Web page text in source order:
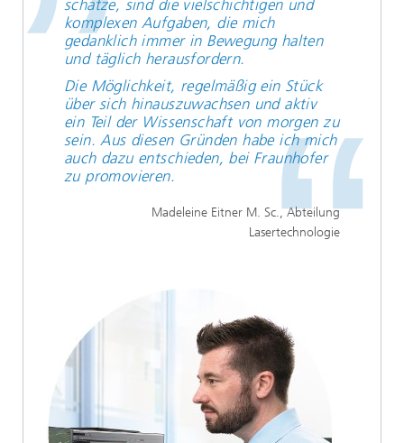
schätze, sind die vielschichtigen und
komplexen Aufgaben, die mich
gedanklich immer in Bewegung halten
und täglich herausfordern.
Die Möglichkeit, regelmäßig ein Stück
über sich hinauszuwachsen und aktiv
ein Teil der Wissenschaft von morgen zu
sein. Aus diesen Gründen habe ich mich
auch dazu entschieden, bei Fraunhofer
zu promovieren.
Madeleine Eitner M. Sc., Abteilung
Lasertechnologie